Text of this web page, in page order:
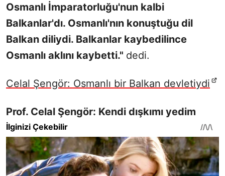
Osmanlı İmparatorluğu'nun kalbi
Balkanlar'dı. Osmanlı'nın konuştuğu dil
Balkan diliydi. Balkanlar kaybedilince
Osmanlı aklını kaybetti." dedi.
Celal Şengör: Osmanlı bir Balkan devletiydi
Prof. Celal Şengör: Kendi dışkımı yedim